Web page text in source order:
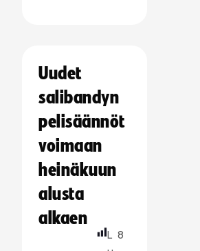
Uudet
salibandyn
pelisäännöt
voimaan
heinäkuun
alusta
alkaen
L 8